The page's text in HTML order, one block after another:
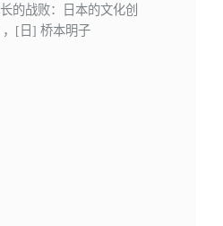
的战败：日本的文化创
[日] 桥本明子